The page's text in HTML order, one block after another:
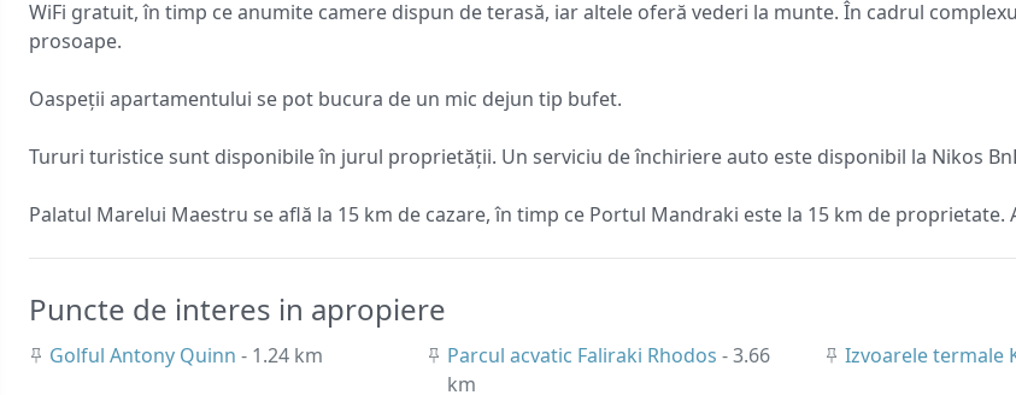
WiFi gratuit, în timp ce anumite camere dispun de terasă, iar altele oferă vederi la munte. În cadrul
prosoape.
Oaspeții apartamentului se pot bucura de un mic dejun tip bufet.
Tururi turistice sunt disponibile în jurul proprietății. Un serviciu de închiriere auto este disponibil la Nikos
Palatul Marelui Maestru se află la 15 km de cazare, în timp ce Portul Mandraki este la 15 km de
Puncte de interes in apropiere
Golful Antony Quinn - 1.24 km Parcul acvatic Faliraki Rhodos - 3.66
km
Izvoarele termale